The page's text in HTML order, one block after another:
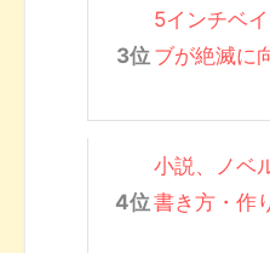
5インチベ
ブが絶滅に
小説、ノベ
書き方・作